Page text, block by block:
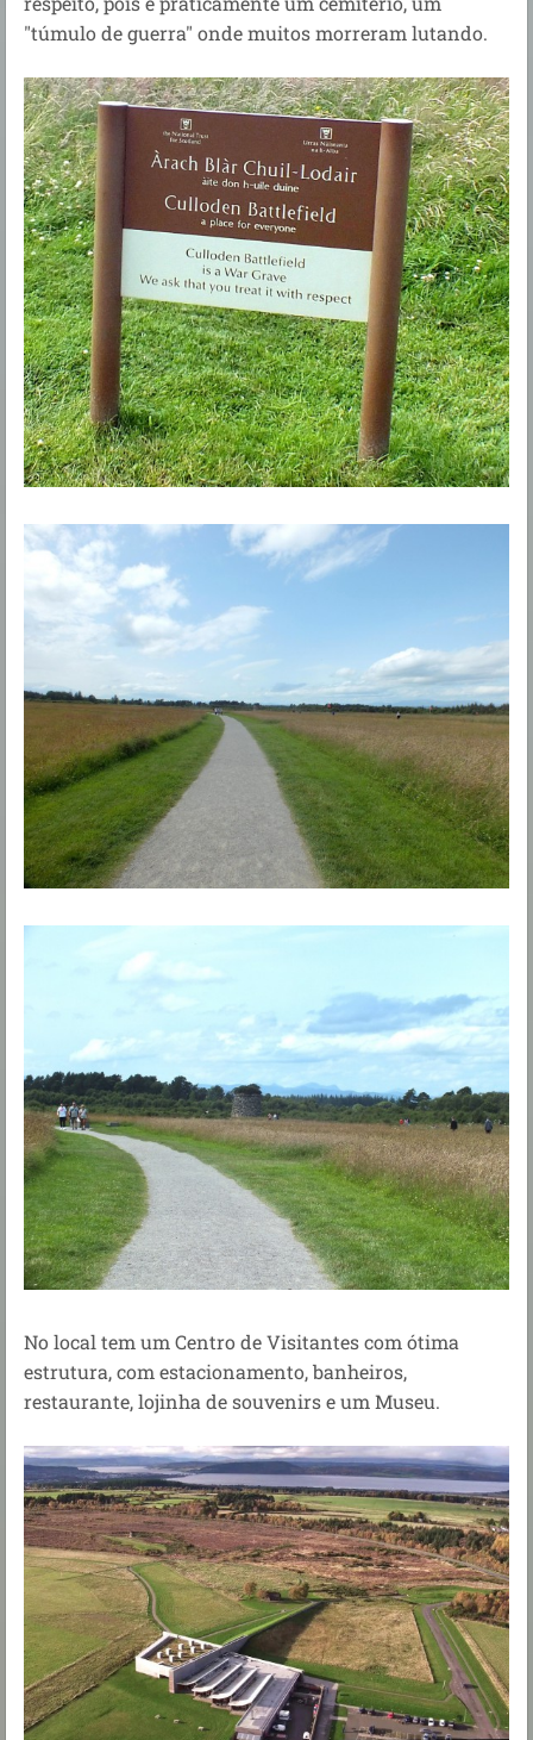
"túmulo de guerra" onde muitos morreram lutando.
No local tem um Centro de Visitantes com ótima
estrutura, com estacionamento, banheiros,
restaurante, lojinha de souvenirs e um Museu.